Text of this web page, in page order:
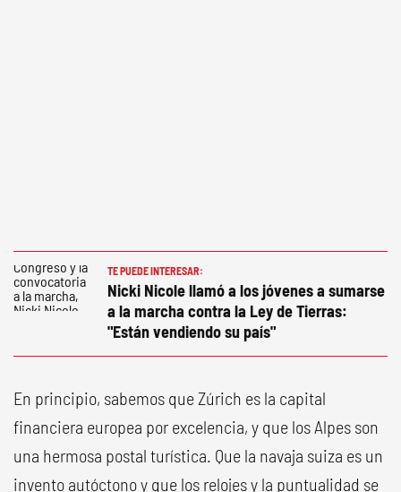
TE PUEDE INTERESAR:
Nicki Nicole llamó a los jóvenes a sumarse
a la marcha contra la Ley de Tierras:
"Están vendiendo su país"
En principio, sabemos que Zúrich es la capital
financiera europea por excelencia, y que los Alpes son
una hermosa postal turística. Que la navaja suiza es un
invento autóctono y que los relojes y la puntualidad se